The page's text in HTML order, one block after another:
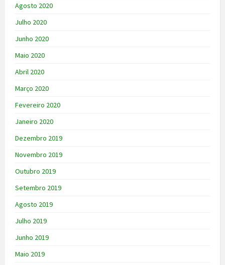
Agosto 2020
Julho 2020
Junho 2020
Maio 2020
Abril 2020
Março 2020
Fevereiro 2020
Janeiro 2020
Dezembro 2019
Novembro 2019
Outubro 2019
Setembro 2019
Agosto 2019
Julho 2019
Junho 2019
Maio 2019